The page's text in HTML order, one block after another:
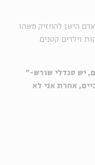
הישן להחזיק משהו
וילדים קטנים.
יש סנדלי שורש-"
אחרת אני לא